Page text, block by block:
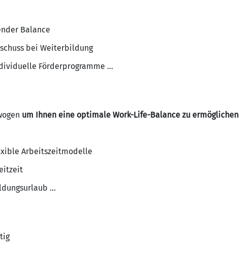
Balance
bei Weiterbildung
Förderprogramme ...
um Ihnen eine optimale Work-Life-Balance zu ermöglichen
Arbeitszeitmodelle
...